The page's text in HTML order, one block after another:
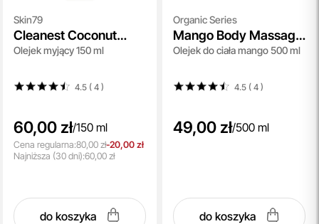
Skin79
Cleanest Coconut
Cleansing Oil
Olejek myjący 150 ml
4.5 ( 4)
60,00 zł/150 ml
Cena regularna:80,00 zł-20,00 zł
Najniższa (30 dni):60,00 zł
do koszyka
Organic Series
Mango Body Massage
Oil
Olejek do ciała mango 500 ml
4.5 ( 4)
49,00 zł/500 ml
do koszyka